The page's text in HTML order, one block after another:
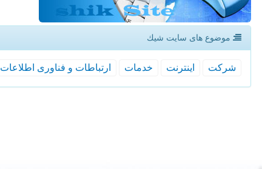
موضوع های سایت شیك
شركت اینترنت خدمات ارتباطات و فناوری اطلاعات